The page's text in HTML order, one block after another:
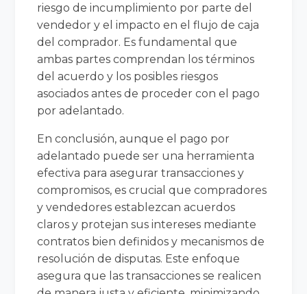
riesgo de incumplimiento por parte del
vendedor y el impacto en el flujo de caja
del comprador. Es fundamental que
ambas partes comprendan los términos
del acuerdo y los posibles riesgos
asociados antes de proceder con el pago
por adelantado.
En conclusión, aunque el pago por
adelantado puede ser una herramienta
efectiva para asegurar transacciones y
compromisos, es crucial que compradores
y vendedores establezcan acuerdos
claros y protejan sus intereses mediante
contratos bien definidos y mecanismos de
resolución de disputas. Este enfoque
asegura que las transacciones se realicen